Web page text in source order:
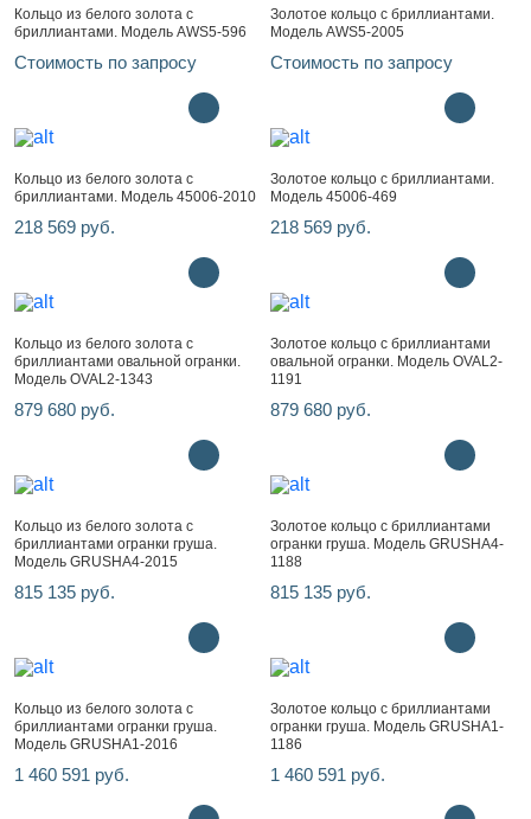
Кольцо из белого золота с
бриллиантами. Модель AWS5-596
Стоимость по запросу
Золотое кольцо с бриллиантами.
Модель AWS5-2005
Стоимость по запросу
Кольцо из белого золота с
бриллиантами. Модель 45006-2010
218 569 руб.
Золотое кольцо с бриллиантами.
Модель 45006-469
218 569 руб.
Кольцо из белого золота с
бриллиантами овальной огранки.
Модель OVAL2-1343
879 680 руб.
Золотое кольцо с бриллиантами
овальной огранки. Модель OVAL2-
1191
879 680 руб.
Кольцо из белого золота с
бриллиантами огранки груша.
Модель GRUSHA4-2015
815 135 руб.
Золотое кольцо с бриллиантами
огранки груша. Модель GRUSHA4-
1188
815 135 руб.
Кольцо из белого золота с
бриллиантами огранки груша.
Модель GRUSHA1-2016
1 460 591 руб.
Золотое кольцо с бриллиантами
огранки груша. Модель GRUSHA1-
1186
1 460 591 руб.